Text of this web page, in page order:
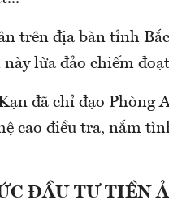
trên địa bàn tỉnh
lừa đảo chiếm
đã chỉ đạo Phòng
cao điều tra, nắm
ĐẦU TƯ TIỀN